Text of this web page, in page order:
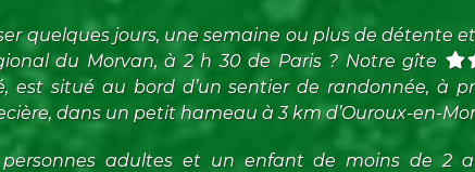
quelques jours, une semaine ou plus de détente
du Morvan, à 2 h 30 de Paris ? Notre gîte
est situé au bord d’un sentier de randonnée, à
dans un petit hameau à 3 km d’Ouroux-en-
adultes et un enfant de moins de 2